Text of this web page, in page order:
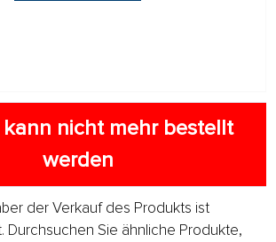
nicht mehr bestellt
werden
der Verkauf des Produkts ist
Durchsuchen Sie ähnliche Produkte,